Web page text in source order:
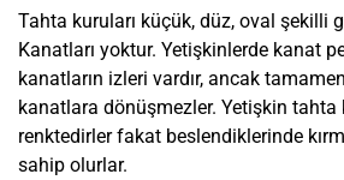
Tahta kuruları küçük, düz, oval şekilli
Kanatları yoktur. Yetişkinlerde kanat
kanatların izleri vardır, ancak
kanatlara dönüşmezler. Yetişkin tahta
renktedirler fakat beslendiklerinde
sahip olurlar.